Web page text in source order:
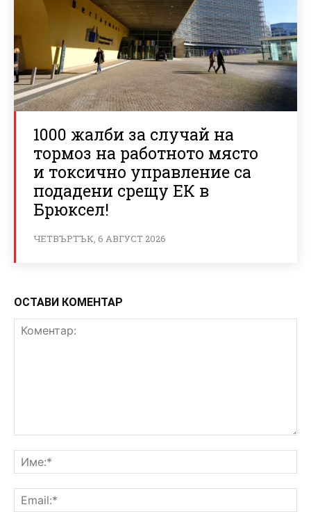
1000 жалби за случай на
тормоз на работното място
и токсично управление са
подадени срещу ЕК в
Брюксел!
ЧЕТВЪРТЪК, 6 АВГУСТ 2026
ОСТАВИ КОМЕНТАР